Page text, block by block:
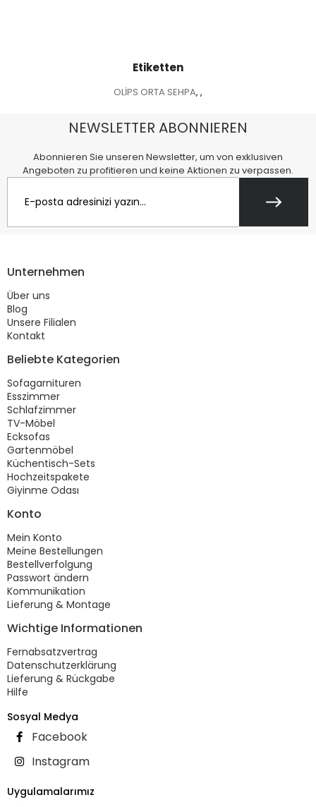
Etiketten
OLİPS ORTA SEHPA, ,
NEWSLETTER ABONNIEREN
Abonnieren Sie unseren Newsletter, um von exklusiven
Angeboten zu profitieren und keine Aktionen zu verpassen.
Unternehmen
Über uns
Blog
Unsere Filialen
Kontakt
Beliebte Kategorien
Sofagarnituren
Esszimmer
Schlafzimmer
TV-Möbel
Ecksofas
Gartenmöbel
Küchentisch-Sets
Hochzeitspakete
Giyinme Odası
Konto
Mein Konto
Meine Bestellungen
Bestellverfolgung
Passwort ändern
Kommunikation
Lieferung & Montage
Wichtige Informationen
Fernabsatzvertrag
Datenschutzerklärung
Lieferung & Rückgabe
Hilfe
Sosyal Medya
Facebook
Instagram
Uygulamalarımız